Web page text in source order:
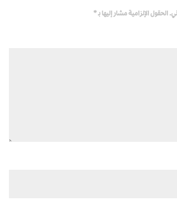
الحقول الإلزامية مشار إليها بـ*